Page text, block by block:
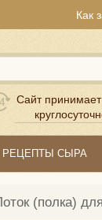
Как
Сайт принимает
РЕЦЕПТЫ СЫРА
(полка)